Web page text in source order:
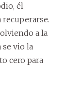
él
recuperarse.
a la
se vio la
cero para